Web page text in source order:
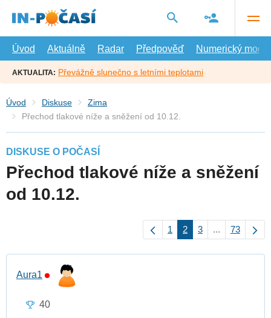
hlavní
Úvod
Aktuálně Radar Předpověď Numerický model
AKTUALITA: Převážně slunečno s letními teplotami
Úvod Diskuse
Zima
Přechod tlakové níže a sněžení od 10.12.
DISKUSE O POČASÍ
Přechod tlakové níže a sněžení
od 10.12.
1 2 3 ... 73
Aura1
40